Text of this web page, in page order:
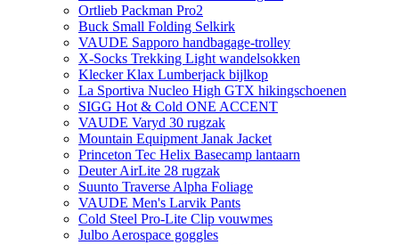
Ortlieb Packman Pro2
Buck Small Folding Selkirk
VAUDE Sapporo handbagage-trolley
X-Socks Trekking Light wandelsokken
Klecker Klax Lumberjack bijlkop
La Sportiva Nucleo High GTX hikingschoenen
SIGG Hot & Cold ONE ACCENT
VAUDE Varyd 30 rugzak
Mountain Equipment Janak Jacket
Princeton Tec Helix Basecamp lantaarn
Deuter AirLite 28 rugzak
Suunto Traverse Alpha Foliage
VAUDE Men's Larvik Pants
Cold Steel Pro-Lite Clip vouwmes
Julbo Aerospace goggles